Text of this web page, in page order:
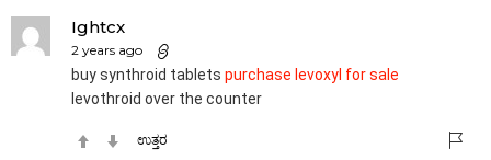
Ightcx
2 years ago
buy synthroid tablets purchase levoxyl for sale
levothroid over the counter
ಉತ್ತರ